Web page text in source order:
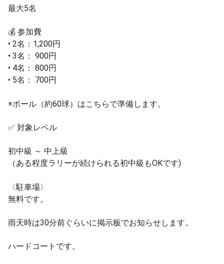
最大5名
💰 参加費
• 2名：1,200円
• 3名： 900円
• 4名： 800円
• 5名： 700円
※ボール（約60球）はこちらで準備します。
✅ 対象レベル
初中級 ～ 中上級
（ある程度ラリーが続けられる初中級もOKです)
〈駐車場〉
無料です。
雨天時は30分前ぐらいに掲示板でお知らせします。
ハードコートです。